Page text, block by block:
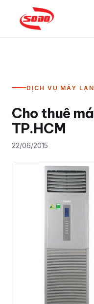
DỊCH VỤ MÁY
Cho thuê
TP.HCM
22/06/2015